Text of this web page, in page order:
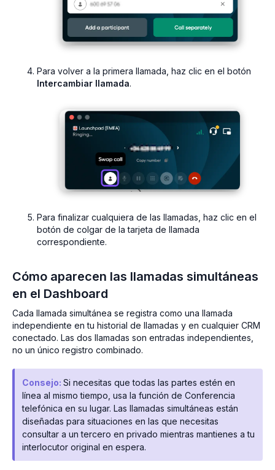
Para volver a la primera llamada, haz clic en el botón
Intercambiar llamada.
Para finalizar cualquiera de las llamadas, haz clic en el
botón de colgar de la tarjeta de llamada
correspondiente.
Cómo aparecen las llamadas simultáneas
en el Dashboard
Cada llamada simultánea se registra como una llamada
independiente en tu historial de llamadas y en cualquier CRM
conectado. Las dos llamadas son entradas independientes,
no un único registro combinado.
Consejo: Si necesitas que todas las partes estén en
línea al mismo tiempo, usa la función de Conferencia
telefónica en su lugar. Las llamadas simultáneas están
diseñadas para situaciones en las que necesitas
consultar a un tercero en privado mientras mantienes a tu
interlocutor original en espera.